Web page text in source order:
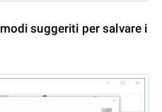
modi suggeriti per salvare i